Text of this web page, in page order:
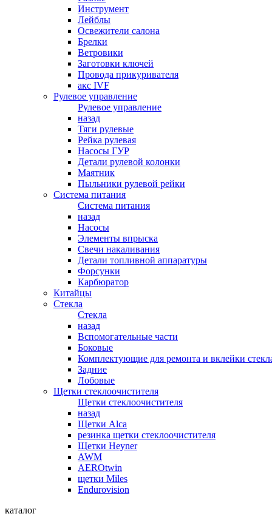
Инструмент
Лейблы
Освежители салона
Брелки
Ветровики
Заготовки ключей
Провода прикуривателя
акс IVF
Рулевое управление
Рулевое управление
назад
Тяги рулевые
Рейка рулевая
Насосы ГУР
Детали рулевой колонки
Маятник
Пыльники рулевой рейки
Система питания
Система питания
назад
Насосы
Элементы впрыска
Свечи накаливания
Детали топливной аппаратуры
Форсунки
Карбюратор
Китайцы
Стекла
Стекла
назад
Вспомогательные части
Боковые
Комплектующие для ремонта и вклейки
Задние
Лобовые
Щетки стеклоочистителя
Щетки стеклоочистителя
назад
Щетки Alca
резинка щетки стеклоочистителя
Щетки Heyner
AWM
AEROtwin
щетки Miles
Endurovision
каталог